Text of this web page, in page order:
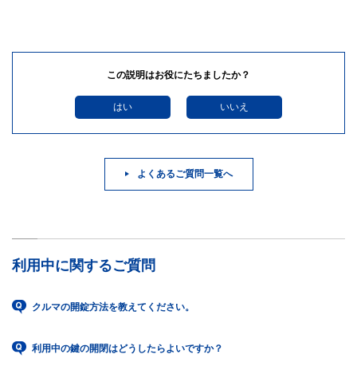
この説明はお役にたちましたか？
はい いいえ
よくあるご質問一覧へ
利用中に関するご質問
クルマの開錠方法を教えてください。
利用中の鍵の開閉はどうしたらよいですか？